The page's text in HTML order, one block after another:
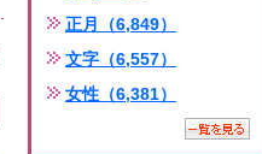
正月（6,849）
文字（6,557）
女性（6,381）